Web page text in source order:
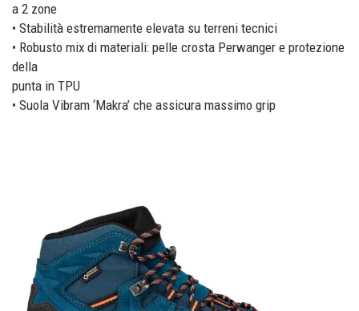
a 2 zone
• Stabilità estremamente elevata su terreni tecnici
• Robusto mix di materiali: pelle crosta Perwanger e protezione
della
punta in TPU
• Suola Vibram ‘Makra’ che assicura massimo grip